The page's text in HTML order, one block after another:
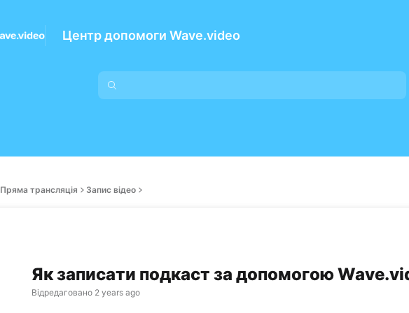
Центр допомоги Wave.video
Пряма трансляція Запис відео
Як записати подкаст за допомогою
Відредаговано 2 years ago